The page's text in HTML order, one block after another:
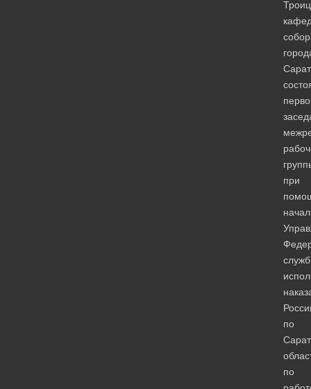
при
по
по